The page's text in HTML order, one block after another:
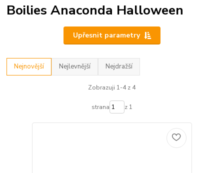
Boilies Anaconda Halloween
Upřesnit parametry
Nejnovější Nejlevnější Nejdražší
Zobrazuji 1-4 z 4
strana z 1